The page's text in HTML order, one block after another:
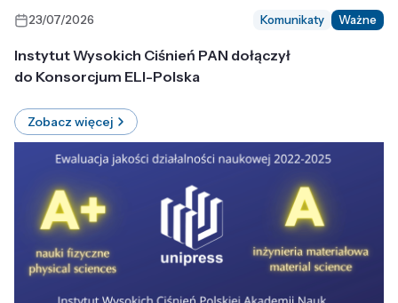
23/07/2026 Komunikaty Ważne
Instytut Wysokich Ciśnień PAN dołączył
do Konsorcjum ELI-Polska
Zobacz więcej